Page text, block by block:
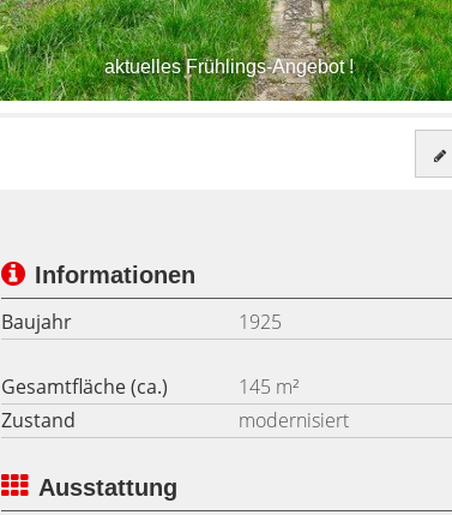
aktuelles Frühlings-Angebot !
Informationen
Baujahr
1925
Gesamtfläche (ca.) 145 m²
Zustand
modernisiert
Ausstattung